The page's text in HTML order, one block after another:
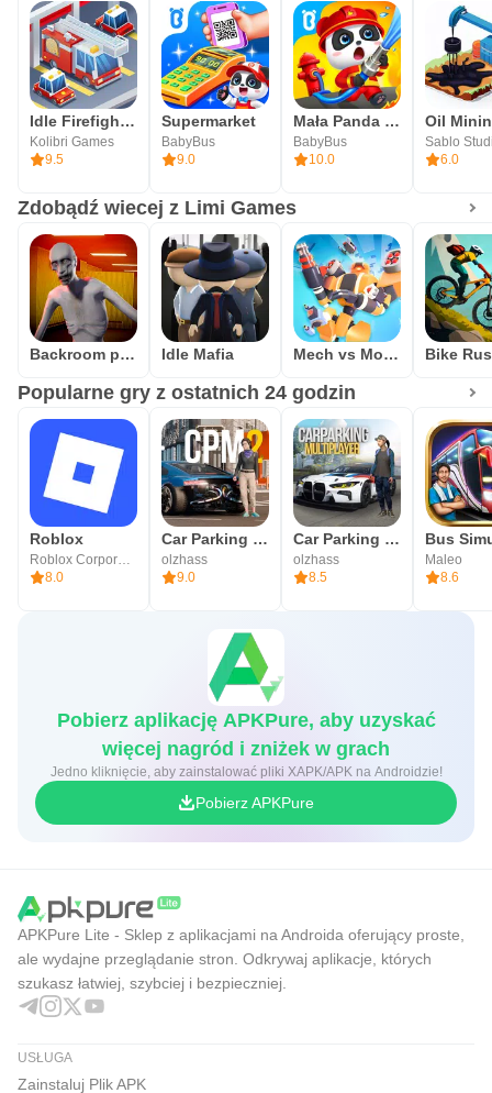
Idle Firefighter Tycoon
Kolibri Games
9.5
Supermarket
BabyBus
9.0
Mała Panda zostaje strażakiem
BabyBus
10.0
Sablo
6.0
Zdobądź wiecej z Limi Games
Backroom predator Idle Mafia Mech vs Monsters Bike
Popularne gry z ostatnich 24 godzin
Roblox
Roblox Corporation
8.0
Car Parking Multiplayer 2
olzhass
9.0
Car Parking Multiplayer
olzhass
8.5
Maleo
8.6
Pobierz aplikację APKPure, aby uzyskać
więcej nagród i zniżek w grach
Jedno kliknięcie, aby zainstalować pliki XAPK/APK na Androidzie!
Pobierz APKPure
APKPure Lite - Sklep z aplikacjami na Androida oferujący proste,
ale wydajne przeglądanie stron. Odkrywaj aplikacje, których
szukasz łatwiej, szybciej i bezpieczniej.
USŁUGA
Zainstaluj Plik APK